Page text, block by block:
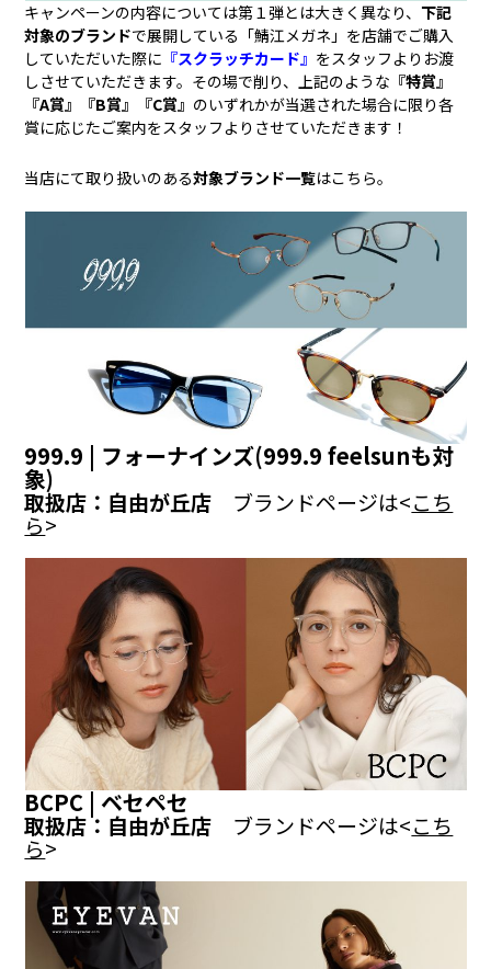
キャンペーンの内容については第１弾とは大きく異なり、 下記
対象のブランドで展開している「鯖江メガネ」を店舗でご購入
していただいた際に 『スクラッチカード』 をスタッフよりお渡
しさせていただきます。その場で削り、上記のような 『特賞』
『A賞』『B賞』『C賞』 のいずれかが当選された場合に限り各
賞に応じたご案内をスタッフよりさせていただきます！
当店にて取り扱いのある対象ブランド一覧はこちら。
999.9 | フォーナインズ(999.9 feelsunも対
象)
取扱店：自由が丘店 ブランドページは<こち
ら>
BCPC | ベセペセ
取扱店：自由が丘店 ブランドページは<こち
ら>